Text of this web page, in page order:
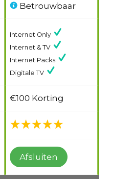
Betrouwbaar
Internet Only
Internet & TV
Internet Packs
Digitale TV
€100 Korting
Afsluiten